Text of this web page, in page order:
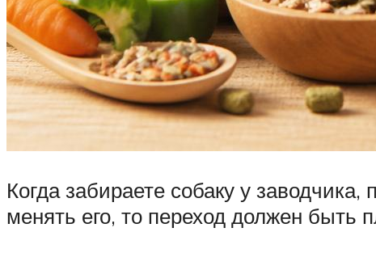
Когда забираете собаку у
менять его, то переход должен быть